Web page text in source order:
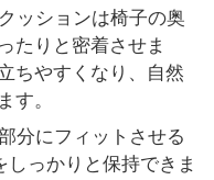
ッションは椅子の奥
たりと密着させま
ちやすくなり、自然
す。
分にフィットさせる
っかりと保持できま